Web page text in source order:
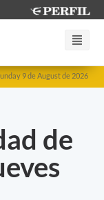
9 de August de 2026
de